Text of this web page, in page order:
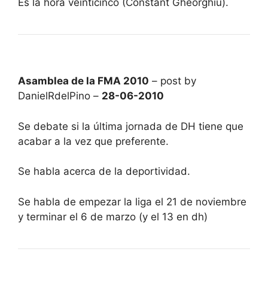
Es la hora veinticinco (Constant Gheorghiu).
Asamblea de la FMA 2010 – post by
DanielRdelPino – 28-06-2010
Se debate si la última jornada de DH tiene que
acabar a la vez que preferente.
Se habla acerca de la deportividad.
Se habla de empezar la liga el 21 de noviembre
y terminar el 6 de marzo (y el 13 en dh)